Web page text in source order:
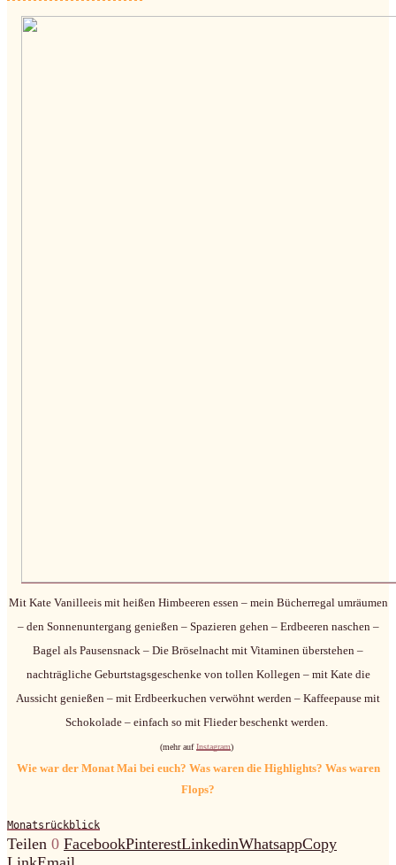
Mit Kate Vanilleeis mit heißen Himbeeren essen – mein Bücherregal umräumen
– den Sonnenuntergang genießen – Spazieren gehen – Erdbeeren naschen –
Bagel als Pausensnack – Die Bröselnacht mit Vitaminen überstehen –
nachträgliche Geburtstagsgeschenke von tollen Kollegen – mit Kate die
Aussicht genießen – mit Erdbeerkuchen verwöhnt werden – Kaffeepause mit
Schokolade – einfach so mit Flieder beschenkt werden.
(mehr aufInstagram)
Wie war der Monat Mai bei euch? Was waren die Highlights? Was waren
Flops?
Monatsrückblick
Teilen 0 FacebookPinterestLinkedinWhatsappCopy